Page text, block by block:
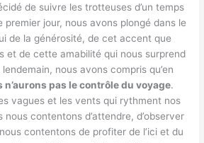
de suivre les trotteuses d’un temps
premier jour, nous avons plongé dans le
de la générosité, de cet accent que
et de cette amabilité qui nous surprend
nous avons compris qu’en
n’aurons pas le contrôle du voyage.
vagues et les vents qui rythment nos
contentons d’attendre, d’observer
contentons de profiter de l’ici et du